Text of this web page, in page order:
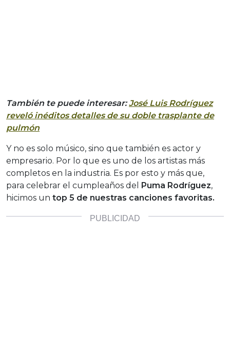
También te puede interesar:José Luis Rodríguez
reveló inéditos detalles de su doble trasplante de
pulmón
Y no es solo músico, sino que también es actor y
empresario. Por lo que es uno de los artistas más
completos en la industria. Es por esto y más que,
para celebrar el cumpleaños del
Puma Rodríguez,
hicimos un top 5 de nuestras canciones favoritas.